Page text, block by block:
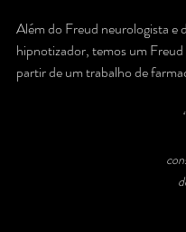
Além do Freud neurologista e
hipnotizador, temos um Freud
partir de um trabalho de